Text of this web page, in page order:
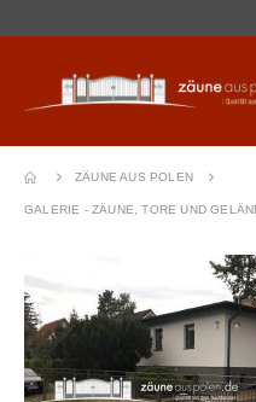
ZÄUNE AUS POLEN
GALERIE - ZÄUNE, TORE UND